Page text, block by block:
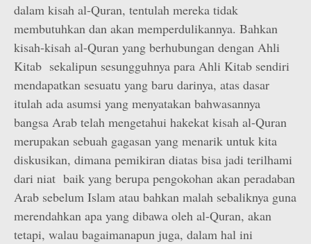
dalam kisah al-Quran, tentulah mereka tidak
membutuhkan dan akan memperdulikannya. Bahkan
kisah-kisah al-Quran yang berhubungan dengan Ahli
Kitab sekalipun sesungguhnya para Ahli Kitab sendiri
mendapatkan sesuatu yang baru darinya, atas dasar
itulah ada asumsi yang menyatakan bahwasannya
bangsa Arab telah mengetahui hakekat kisah al-Quran
merupakan sebuah gagasan yang menarik untuk kita
diskusikan, dimana pemikiran diatas bisa jadi terilhami
dari niat baik yang berupa pengokohan akan peradaban
Arab sebelum Islam atau bahkan malah sebaliknya guna
merendahkan apa yang dibawa oleh al-Quran, akan
tetapi, walau bagaimanapun juga, dalam hal ini